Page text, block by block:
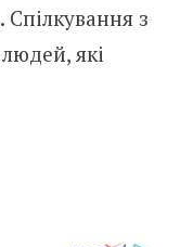
Спілкування з
які